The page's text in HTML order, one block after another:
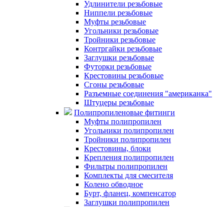
Удлинители резьбовые
Ниппели резьбовые
Муфты резьбовые
Угольники резьбовые
Тройники резьбовые
Контргайки резьбовые
Заглушки резьбовые
Футорки резьбовые
Крестовины резьбовые
Сгоны резьбовые
Разъемные соединения "американка"
Штуцеры резьбовые
Полипропиленовые фитинги
Муфты полипропилен
Угольники полипропилен
Тройники полипропилен
Крестовины, блоки
Крепления полипропилен
Фильтры полипропилен
Комплекты для смесителя
Колено обводное
Бурт, фланец, компенсатор
Заглушки полипропилен